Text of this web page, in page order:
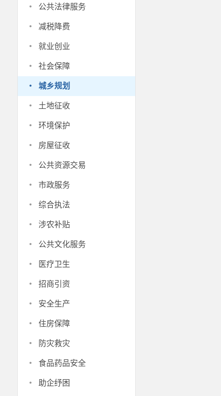
· 公共法律服务
· 减税降费
· 就业创业
· 社会保障
· 城乡规划
· 土地征收
· 环境保护
· 房屋征收
· 公共资源交易
· 市政服务
· 综合执法
· 涉农补贴
· 公共文化服务
· 医疗卫生
· 招商引资
· 安全生产
· 住房保障
· 防灾救灾
· 食品药品安全
· 助企纾困